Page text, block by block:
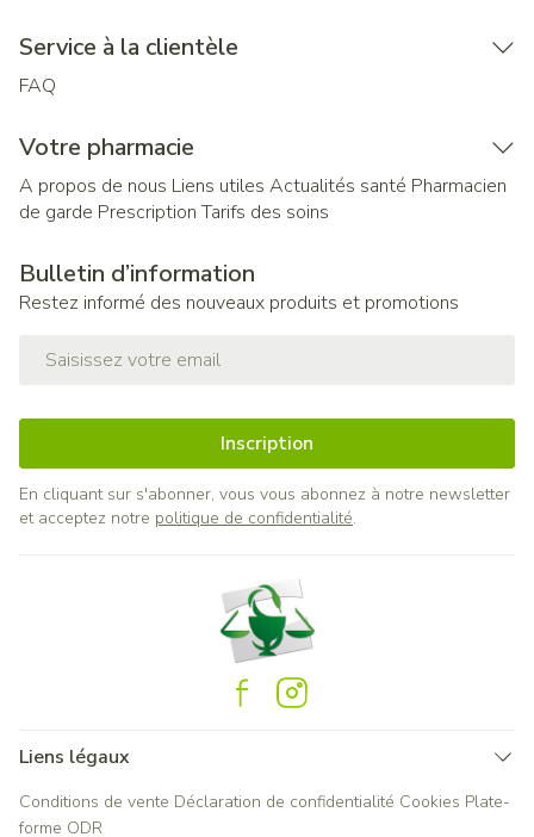
Service à la clientèle
FAQ
Votre pharmacie
A propos de nous Liens utiles Actualités santé Pharmacien
de garde Prescription Tarifs des soins
Bulletin d’information
Restez informé des nouveaux produits et promotions
Inscription
En cliquant sur s'abonner, vous vous abonnez à notre newsletter
et acceptez notre politique de confidentialité.
Liens légaux
Conditions de vente Déclaration de confidentialité Cookies Plate-
forme ODR